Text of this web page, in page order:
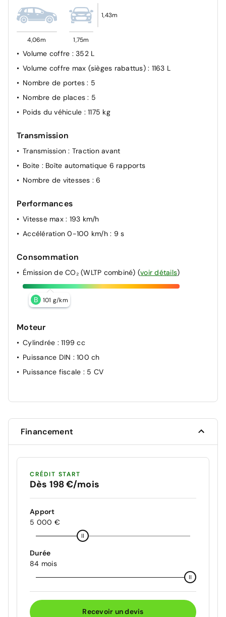
Sécurité enfant à l'arrière manuel
Antiblocage de roues ABS
4,06m 1,75m
1,43m
Volume coffre : 352 L
Volume coffre max (sièges rabattus) : 1163 L
Nombre de portes: 5
Nombre de places: 5
Poids du véhicule : 1175 kg
Transmission
Transmission: Traction avant
Boite : Boîte automatique 6 rapports
Nombre de vitesses : 6
Performances
Vitesse max : 193 km/h
Accélération 0-100 km/h : 9 s
Consommation
Émission de CO₂ (WLTP combiné) (voir détails)
B 101 g/km
Moteur
Cylindrée : 1199 cc
Puissance DIN : 100 ch
Puissance fiscale : 5 CV
Financement
CRÉDIT START
Dès 198 €/mois
Apport
5 000 €
Durée
84 mois
Recevoir un devis